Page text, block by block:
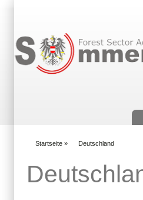
Startseite » Deutschland